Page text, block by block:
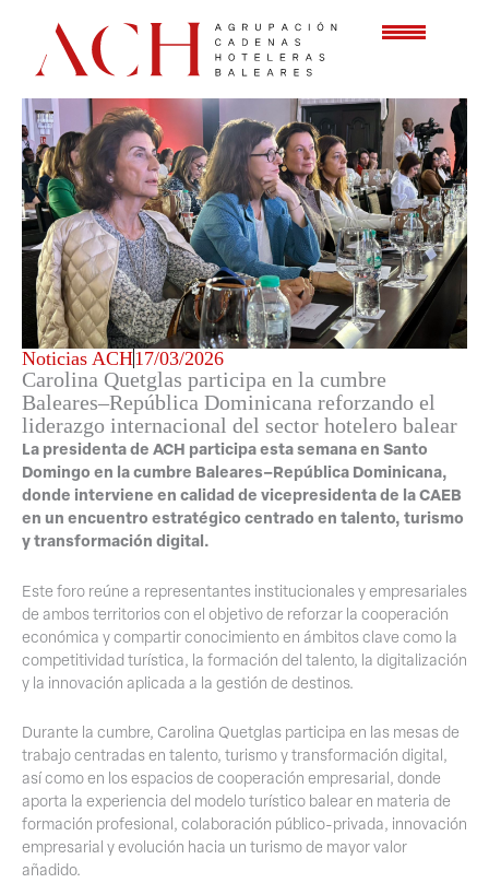
contenido
Noticias ACH17/03/2026
Carolina Quetglas participa en la cumbre
Baleares–República Dominicana reforzando el
liderazgo internacional del sector hotelero balear
La presidenta de ACH participa esta semana en Santo
Domingo en la cumbre Baleares–República Dominicana,
donde interviene en calidad de vicepresidenta de la CAEB
en un encuentro estratégico centrado en talento, turismo
y transformación digital.
Este foro reúne a representantes institucionales y empresariales
de ambos territorios con el objetivo de reforzar la cooperación
económica y compartir conocimiento en ámbitos clave como la
competitividad turística, la formación del talento, la digitalización
y la innovación aplicada a la gestión de destinos.
Durante la cumbre, Carolina Quetglas participa en las mesas de
trabajo centradas en talento, turismo y transformación digital,
así como en los espacios de cooperación empresarial, donde
aporta la experiencia del modelo turístico balear en materia de
formación profesional, colaboración público-privada, innovación
empresarial y evolución hacia un turismo de mayor valor
añadido.